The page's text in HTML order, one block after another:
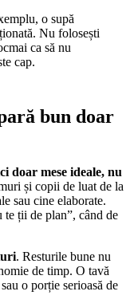
o supă
Nu folosești
ca să nu
cap.
bun doar
doar mese ideale, nu
și copii de luat de la
sau cine elaborate.
te ții de plan”, când de
. Resturile bune nu
de timp. O tavă
o porție serioasă de